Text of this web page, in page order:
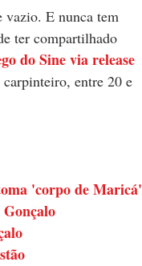
vazio. E nunca tem
ter compartilhado
do Sine via release
entre 20 e
'corpo de Maricá'